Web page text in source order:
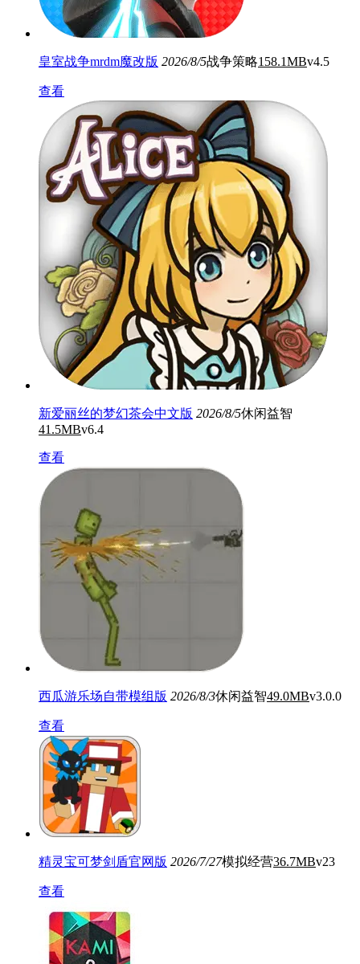
皇室战争mrdm魔改版 2026/8/5战争策略158.1MBv4.5
查看
新爱丽丝的梦幻茶会中文版 2026/8/5休闲益智
41.5MBv6.4
查看
西瓜游乐场自带模组版 2026/8/3休闲益智49.0MBv3.0.0
查看
精灵宝可梦剑盾官网版 2026/7/27模拟经营36.7MBv23
查看